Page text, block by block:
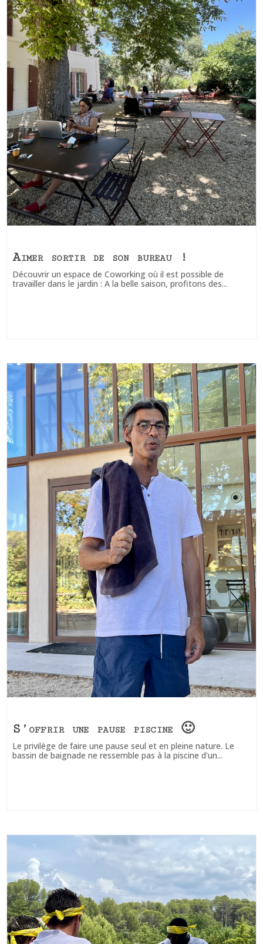
Aimer sortir de son bureau !
Découvrir un espace de Coworking où il est possible de
travailler dans le jardin : A la belle saison, profitons des...
S’offrir une pause piscine 🙂
Le privilège de faire une pause seul et en pleine nature. Le
bassin de baignade ne ressemble pas à la piscine d'un...